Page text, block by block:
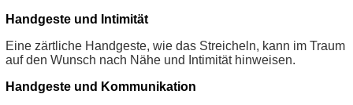
Handgeste und Intimität
Eine zärtliche Handgeste, wie das Streicheln, kann im Traum
auf den Wunsch nach Nähe und Intimität hinweisen.
Handgeste und Kommunikation